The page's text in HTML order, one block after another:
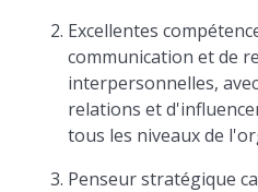
Excellentes
communication et de
interpersonnelles,
relations et
tous les niveaux de
Penseur stratégique